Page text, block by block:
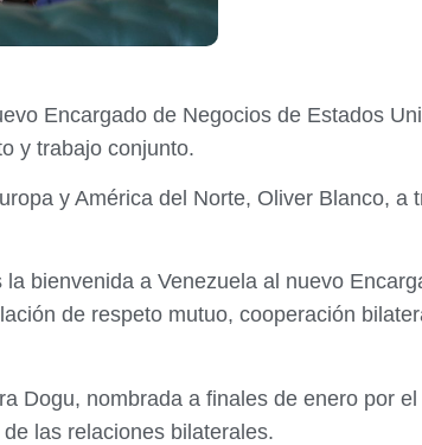
Encargado de Negocios de Estados
y trabajo conjunto.
y América del Norte, Oliver Blanco, a
bienvenida a Venezuela al nuevo
de respeto mutuo, cooperación
Dogu, nombrada a finales de enero por
las relaciones bilaterales.